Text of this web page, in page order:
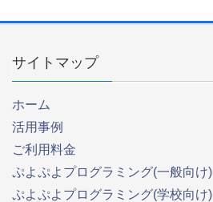
サイトマップ
ホーム
活用事例
ご利用料金
ぷよぷよプログラミング(一般向け)
ぷよぷよプログラミング(学校向け)